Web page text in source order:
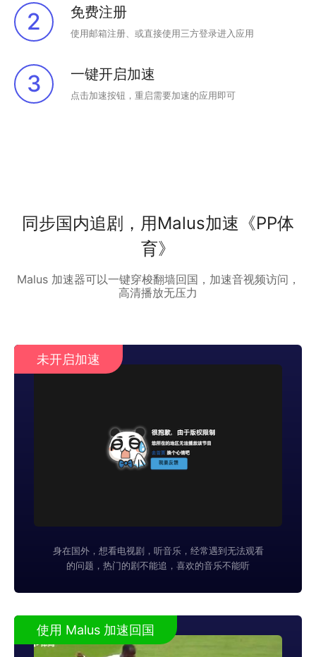
2 免费注册
使用邮箱注册、或直接使用三方登录进入应用
3 一键开启加速
点击加速按钮，重启需要加速的应用即可
同步国内追剧，用Malus加速《PP体
育》
Malus 加速器可以一键穿梭翻墙回国，加速音视频访问，
高清播放无压力
未开启加速
身在国外，想看电视剧，听音乐，经常遇到无法观看
的问题，热门的剧不能追，喜欢的音乐不能听
使用 Malus 加速回国